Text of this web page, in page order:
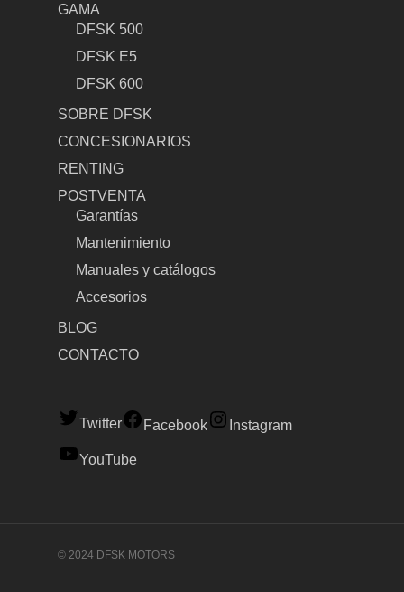
GAMA
DFSK 500
DFSK E5
DFSK 600
SOBRE DFSK
CONCESIONARIOS
RENTING
POSTVENTA
Garantías
Mantenimiento
Manuales y catálogos
Accesorios
BLOG
CONTACTO
Twitter Facebook Instagram
YouTube
© 2024 DFSK MOTORS